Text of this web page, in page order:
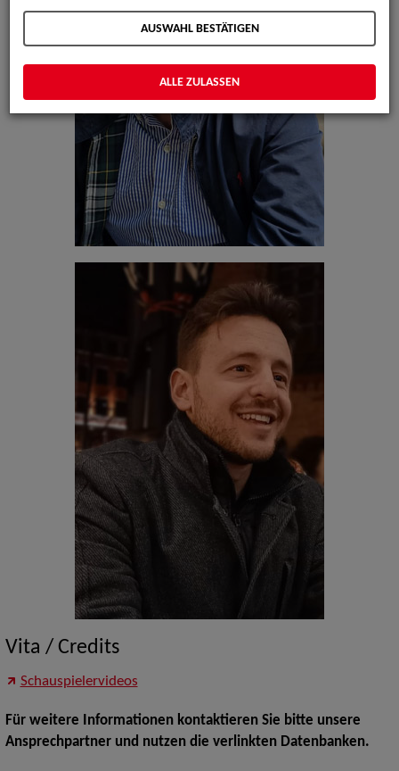
Vita / Credits
Schauspielervideos
Für weitere Informationen kontaktieren Sie bitte unsere
Ansprechpartner und nutzen die verlinkten Datenbanken.
AUSWAHL BESTÄTIGEN
ALLE ZULASSEN